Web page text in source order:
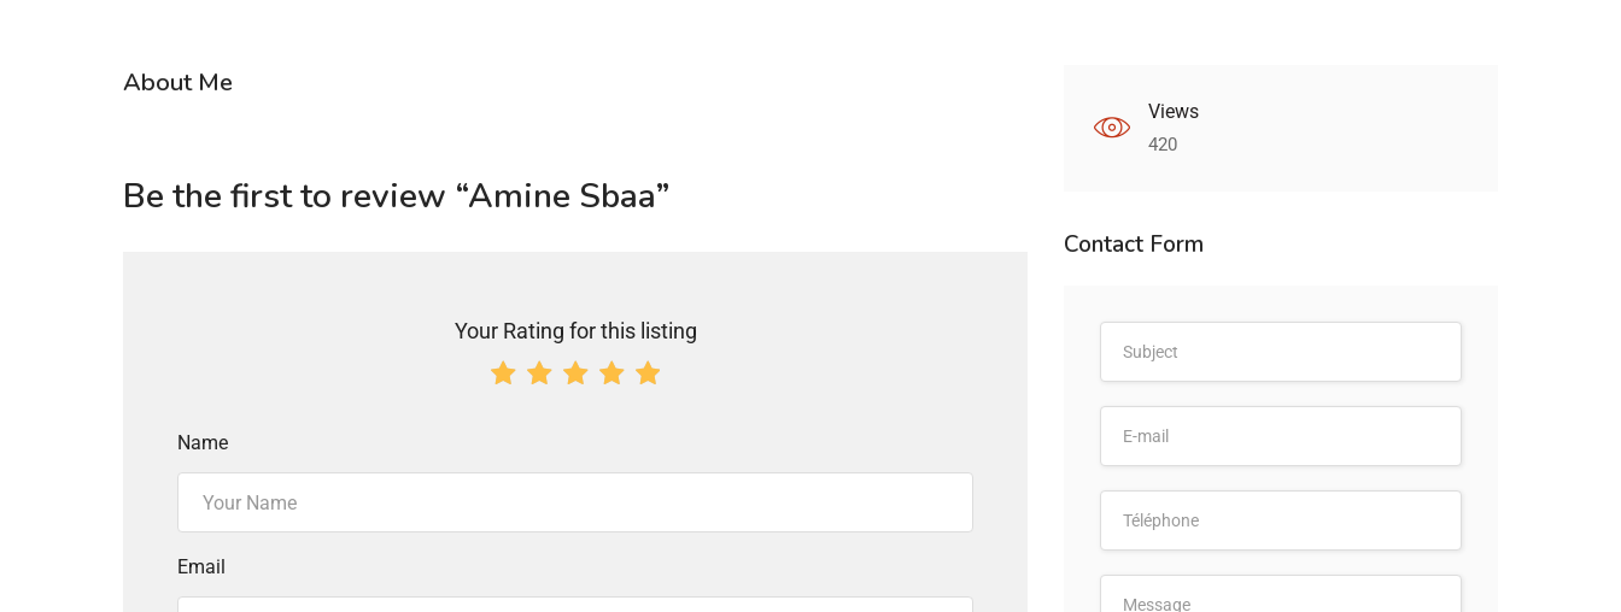
About Me
Be the first to review “Amine Sbaa”
Your Rating for this listing
Name
Email
Views
420
Contact Form